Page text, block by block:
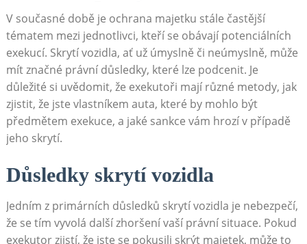
V ⁣současné době je ochrana majetku stále častější
tématem mezi⁣ jednotlivci, kteří​ se obávají‍ potenciálních
exekucí. Skrytí vozidla, ať už úmyslně či neúmyslně, může
mít značné právní důsledky, ​které lze podcenit. Je
důležité si uvědomit, že exekutoři mají různé metody, jak
zjistit, že jste vlastníkem auta, které by mohlo ⁤být
předmětem exekuce, a jaké‍ sankce vám hrozí v případě
jeho skrytí.
Důsledky skrytí vozidla
Jedním‌ z primárních důsledků ⁣skrytí vozidla je nebezpečí,
že se tím vyvolá další zhoršení vaší právní situace. Pokud
exekutor zjistí, že ‌jste ‌se pokusili skrýt majetek,⁣ může​ to